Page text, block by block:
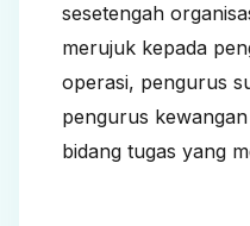
sesetengah
merujuk kepada
operasi, pengurus
pengurus
bidang tugas yang